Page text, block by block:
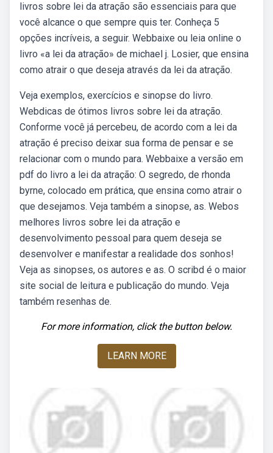
livros sobre lei da atração são essenciais para que
você alcance o que sempre quis ter. Conheça 5
opções incríveis, a seguir. Webbaixe ou leia online o
livro «a lei da atração» de michael j. Losier, que ensina
como atrair o que deseja através da lei da atração.
Veja exemplos, exercícios e sinopse do livro.
Webdicas de ótimos livros sobre lei da atração.
Conforme você já percebeu, de acordo com a lei da
atração é preciso deixar sua forma de pensar e se
relacionar com o mundo para. Webbaixe a versão em
pdf do livro a lei da atração: O segredo, de rhonda
byrne, colocado em prática, que ensina como atrair o
que desejamos. Veja também a sinopse, as. Webos
melhores livros sobre lei da atração e
desenvolvimento pessoal para quem deseja se
desenvolver e manifestar a realidade dos sonhos!
Veja as sinopses, os autores e as. O scribd é o maior
site social de leitura e publicação do mundo. Veja
também resenhas de.
For more information, click the button below.
LEARN MORE